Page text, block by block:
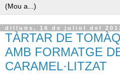
dilluns, 16 de juliol del
TÀRTAR DE
AMB FORMATGE
CARAMEL·LITZAT